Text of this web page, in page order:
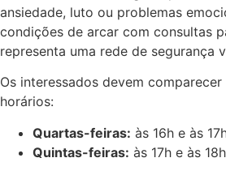
ansiedade, luto ou problemas
condições de arcar com consultas
representa uma rede de segurança
Os interessados devem
horários:
Quartas-feiras: às 16h e às
Quintas-feiras: às 17h e às